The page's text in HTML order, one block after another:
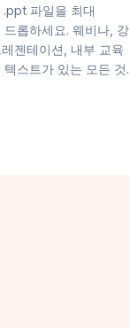
파일을 최대
롭하세요. 웨비나, 강
젠테이션, 내부 교육
스트가 있는 모든 것.